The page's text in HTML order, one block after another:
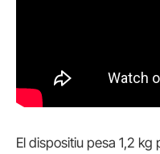
El dispositiu pesa 1,2